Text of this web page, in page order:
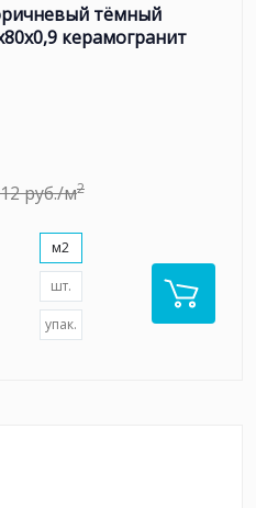
тёмный
керамогранит
руб./м2
м2
шт.
упак.